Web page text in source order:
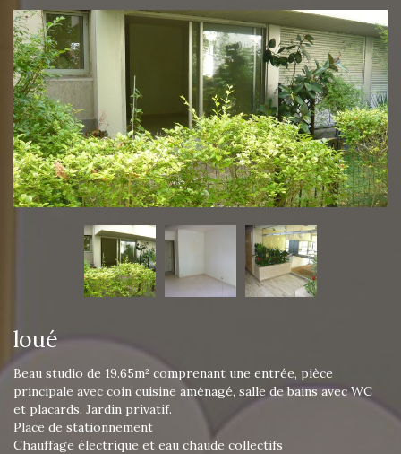
loué
Beau studio de 19.65m² comprenant une entrée, pièce
principale avec coin cuisine aménagé, salle de bains avec WC
et placards. Jardin privatif.
Place de stationnement
Chauffage électrique et eau chaude collectifs